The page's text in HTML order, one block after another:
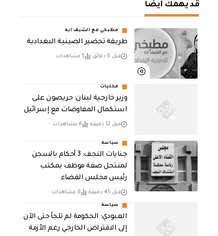
قد يهمك أيضا
مطبخي مع الشيف اية
طريقة تحضير الصينية البغدادية
قبل 6 دقائق 5 مشاهدات
محليات
وزير خارجية لبنان: حريصون على
استكمال المفاوضات مع إسرائيل
قبل 12 دقيقة 6 مشاهدات
سياسة
جنايات النجف: 3 أحكام بالسجن
لمنتحل صفة موظف بمكتب
رئيس مجلس القضاء
قبل 45 دقيقة 8 مشاهدات
سياسة
العبودي: الحكومة لم تلجأ حتى الآن
إلى الاقتراض الخارجي رغم الأزمة